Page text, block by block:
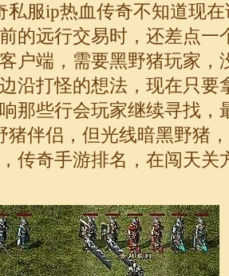
私服ip热血传奇不知道现
的远行交易时，还差点一
户端，需要黑野猪玩家，
沿打怪的想法，现在只要
些行会玩家继续寻找，
猪伴侣，但光线暗黑野猪
传奇手游排名，在闯天关